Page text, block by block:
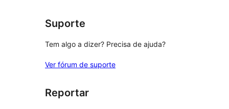
Suporte
Tem algo a dizer? Precisa de ajuda?
Ver fórum de suporte
Reportar